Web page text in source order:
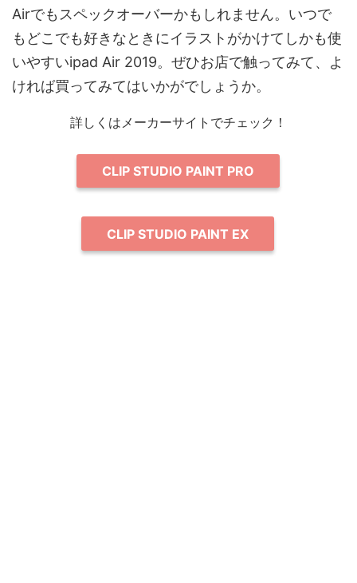
Airでもスペックオーバーかもしれません。いつで
もどこでも好きなときにイラストがかけてしかも使
いやすいipad Air 2019。ぜひお店で触ってみて、よ
ければ買ってみてはいかがでしょうか。
詳しくはメーカーサイトでチェック！
CLIP STUDIO PAINT PRO
CLIP STUDIO PAINT EX